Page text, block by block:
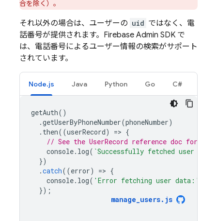
合を除く）。
それ以外の場合は、ユーザーの uid ではなく、電
話番号が提供されます。Firebase Admin SDK で
は、電話番号によるユーザー情報の検索がサポート
されています。
Node.js Java Python Go C#
getAuth()
.getUserByPhoneNumber(phoneNumber)
. then((userRecord) => {
// See the UserRecord reference doc for the
console. log( `Successfully fetched user
})
.catch((error) => {
console. log( 'Error fetching user data:'
});
manage_users. js